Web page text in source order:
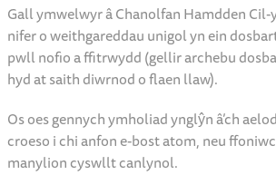
Gall ymwelwyr â Chanolfan Hamdden
nifer o weithgareddau unigol yn ein
pwll nofio a ffitrwydd (gellir archebu
hyd at saith diwrnod o flaen llaw).
Os oes gennych ymholiad ynglŷn â’ch
croeso i chi anfon e-bost atom, neu
manylion cyswllt canlynol.